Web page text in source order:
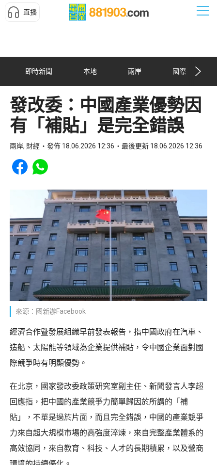
直播
即時新聞 本地 兩岸 國際
發改委：中國產業優勢因
有「補貼」是完全錯誤
兩岸, 財經 發佈 18.06.2026 12:36 最後更新 18.06.2026 12:36
Share to Facebook
Share to WhatsApp
來源：國新辦Facebook
經濟合作暨發展組織早前發表報告，指中國政府在汽車、
造船、太陽能等領域為企業提供補貼，令中國企業面對國
際競爭時有明顯優勢。
在北京，國家發改委政策研究室副主任、新聞發言人李超
回應指，把中國的產業競爭力簡單歸因於所謂的「補
貼」，不單是過於片面，而且完全錯誤，中國的產業競爭
力來自超大規模市場的高強度淬煉，來自完整產業體系的
高效協同，來自教育、科技、人才的長期積累，以及營商